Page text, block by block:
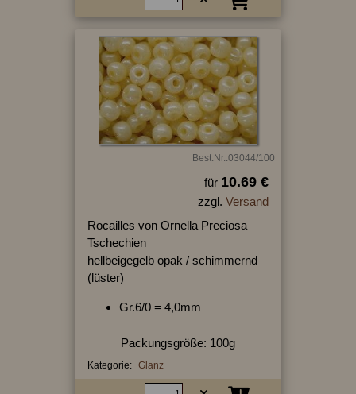
Best.Nr.:03044/100
für 10.69 €
zzgl. Versand
Rocailles von Ornella Preciosa
Tschechien
hellbeigegelb opak / schimmernd
(lüster)
Gr.6/0 = 4,0mm
Packungsgröße: 100g
Kategorie: Glanz